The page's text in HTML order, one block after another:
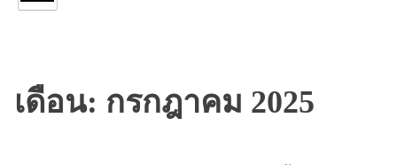
เดือน: กรกฎาคม 2025